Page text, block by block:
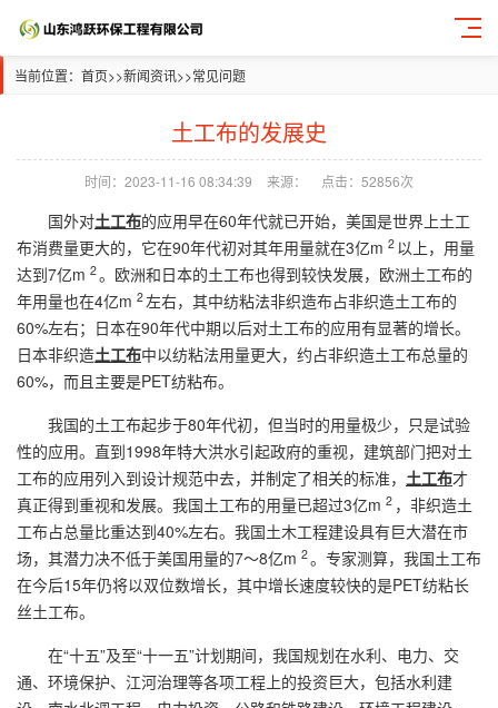
当前位置： 首页>>新闻资讯>>常见问题
土工布的发展史
时间：2023-11-16 08:34:39 来源： 点击：52856次
国外对土工布的应用早在60年代就已开始，美国是世界上土工
布消费量更大的，它在90年代初对其年用量就在3亿m 2 以上，用量
达到7亿m 2。欧洲和日本的土工布也得到较快发展，欧洲土工布的
年用量也在4亿m 2左右，其中纺粘法非织造布占非织造土工布的
60%左右；日本在90年代中期以后对土工布的应用有显著的增长。
日本非织造土工布中以纺粘法用量更大，约占非织造土工布总量的
60%，而且主要是PET纺粘布。
我国的土工布起步于80年代初，但当时的用量极少，只是试验
性的应用。直到1998年特大洪水引起政府的重视，建筑部门把对土
工布的应用列入到设计规范中去，并制定了相关的标准， 土工布才
真正得到重视和发展。我国土工布的用量已超过3亿m 2 ，非织造土
工布占总量比重达到40%左右。我国土木工程建设具有巨大潜在市
场，其潜力决不低于美国用量的7～8亿m 2。专家测算，我国土工布
在今后15年仍将以双位数增长，其中增长速度较快的是PET纺粘长
丝土工布。
在“十五”及至“十一五”计划期间，我国规划在水利、电力、交
通、环境保护、江河治理等各项工程上的投资巨大，包括水利建